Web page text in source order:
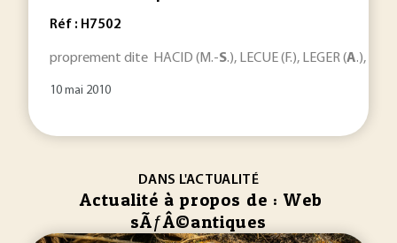
Réf : H7502
proprement dite HACID (M.-S.), LECUE (F.), LEGER (A.),
10 mai 2010
DANS L'ACTUALITÉ
Actualité à propos de : Web
sÃƒÂ©antiques